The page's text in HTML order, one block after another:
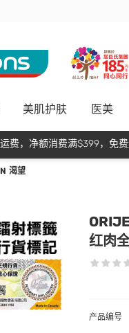
美肌护肤 医美
费，净额消费满$399，免费
渴望
红肉
产品编号